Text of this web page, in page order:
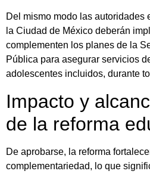
Del mismo modo las autoridades
la Ciudad de México deberán
complementen los planes de la
Pública para asegurar servicios
adolescentes incluidos, durante
Impacto y
de la reforma
De aprobarse, la reforma
complementariedad, lo que